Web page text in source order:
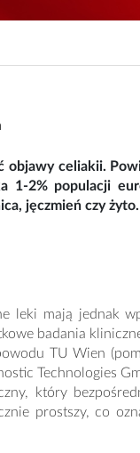
objawy celiakii.
1-2% populacji
jęczmień czy żyto.
leki mają jednak
badania
TU Wien
Technologies
który
prostszy, co